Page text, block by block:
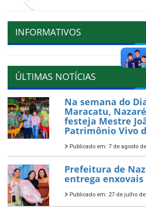
INFORMATIVOS
ÚLTIMAS NOTÍCIAS
Na semana do
Maracatu,
festeja Mestre
Patrimônio Vivo
Publicado em: 7 de agosto
Prefeitura de
entrega
Publicado em: 27 de julho de